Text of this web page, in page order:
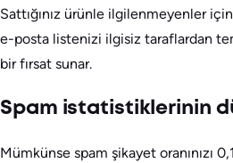
Sattığınız ürünle ilgilenmeyenler
e-posta listenizi ilgisiz taraflardan
bir fırsat sunar.
Spam istatistiklerinin
Mümkünse spam şikayet oranınızı